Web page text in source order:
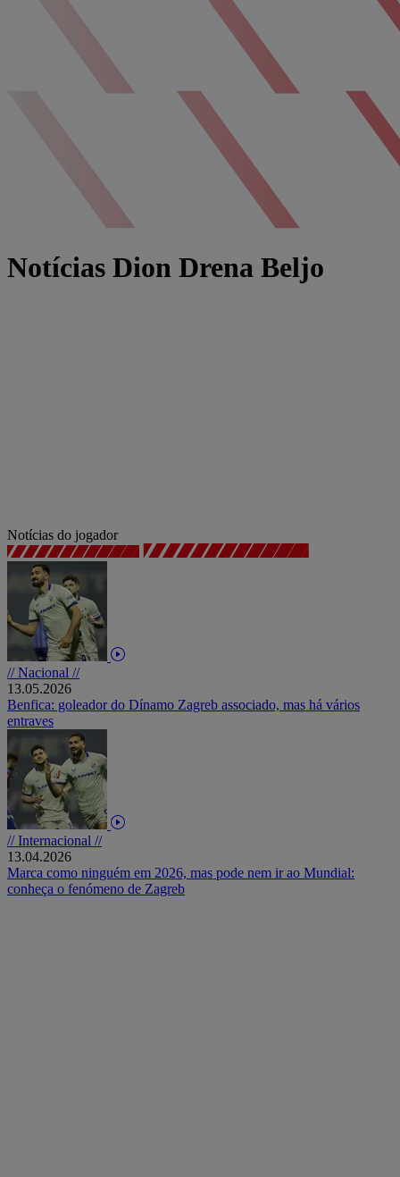
Notícias Dion Drena Beljo
Notícias do jogador
// Nacional //
13.05.2026
Benfica: goleador do Dínamo Zagreb associado, mas há vários
entraves
// Internacional //
13.04.2026
Marca como ninguém em 2026, mas pode nem ir ao Mundial:
conheça o fenómeno de Zagreb